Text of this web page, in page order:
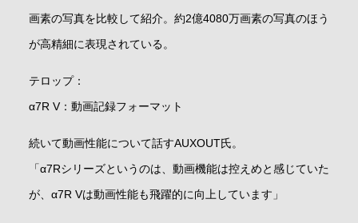
画素の写真を比較して紹介。約2億4080万画素の写真のほう
が高精細に表現されている。
テロップ：
α7R V：動画記録フォーマット
続いて動画性能について話すAUXOUT氏。
「α7Rシリーズというのは、動画機能は控えめと感じていた
が、α7R Vは動画性能も飛躍的に向上しています」